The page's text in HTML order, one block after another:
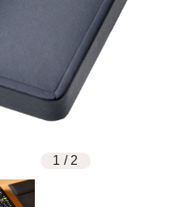
1 / 2